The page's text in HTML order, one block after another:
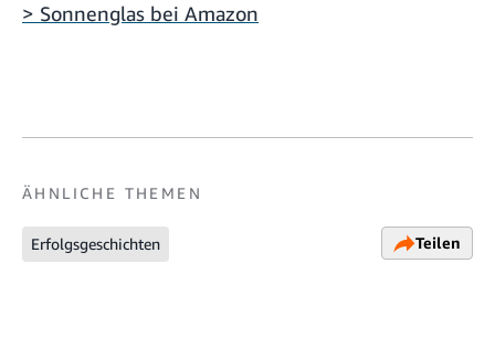
> Sonnenglas bei Amazon
ÄHNLICHE THEMEN
Erfolgsgeschichten Teilen